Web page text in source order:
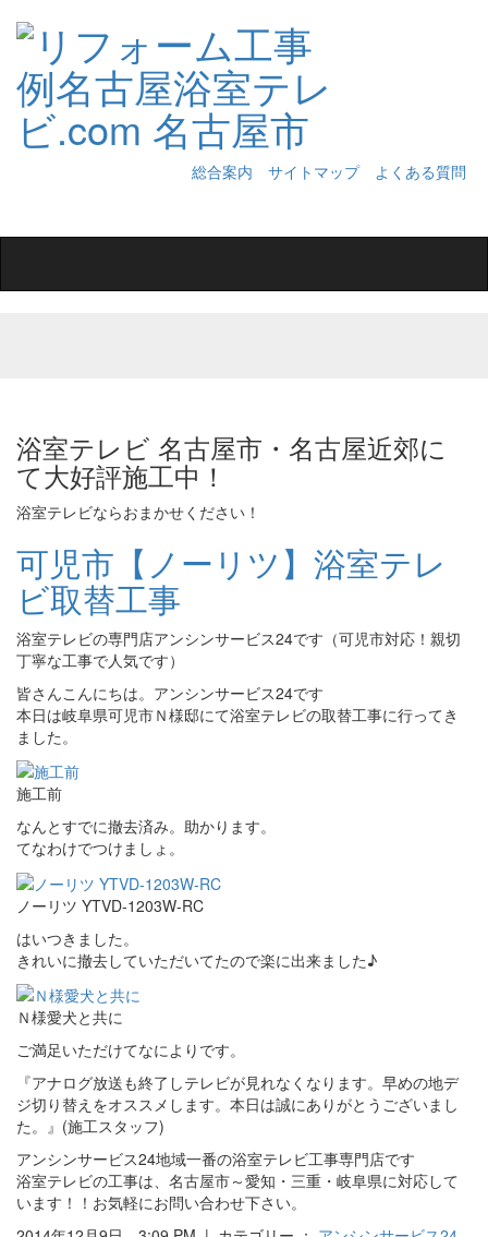
総合案内 サイトマップ
よくある質問
浴室テレビ 名古屋市・名古屋近郊に
て大好評施工中！
浴室テレビならおまかせください！
可児市【ノーリツ】浴室テレ
ビ取替工事
浴室テレビの専門店アンシンサービス24です（可児市対応！親切
丁寧な工事で人気です）
皆さんこんにちは。アンシンサービス24です
本日は岐阜県可児市Ｎ様邸にて浴室テレビの取替工事に行ってき
ました。
施工前
なんとすでに撤去済み。助かります。
てなわけでつけましょ。
ノーリツ YTVD-1203W-RC
はいつきました。
きれいに撤去していただいてたので楽に出来ました♪
Ｎ様愛犬と共に
ご満足いただけてなによりです。
『アナログ放送も終了しテレビが見れなくなります。早めの地デ
ジ切り替えをオススメします。本日は誠にありがとうございまし
た。』(施工スタッフ)
アンシンサービス24地域一番の浴室テレビ工事専門店です
浴室テレビの工事は、名古屋市～愛知・三重・岐阜県に対応して
います！！お気軽にお問い合わせ下さい。